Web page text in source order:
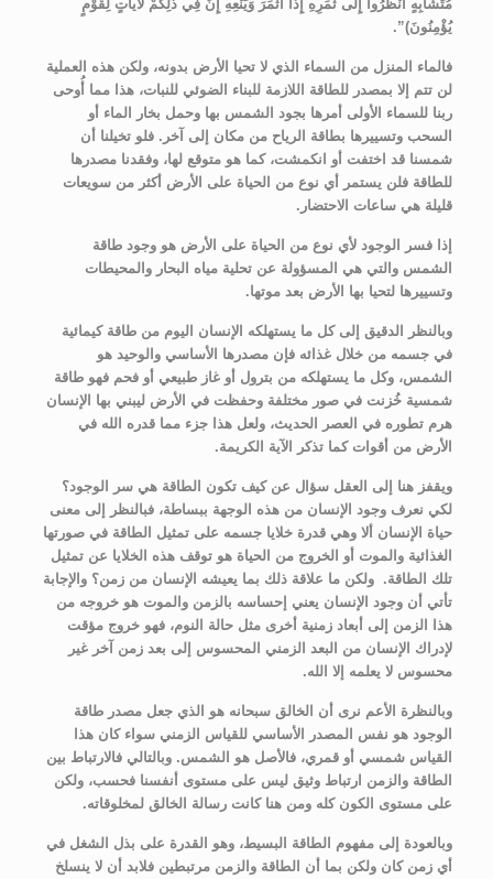
مُتَشَابِهٍ انْظُرُوا إِلَى ثَمَرِهِ إِذَا أَثْمَرَ وَيَنْعِهِ إِنَّ فِي ذَلِكُمْ لَآياتٍ لِقَوْمٍ
يُؤْمِنُونَ)”.
فالماء المنزل من السماء الذي لا تحيا الأرض بدونه، ولكن هذه العملية
لن تتم إلا بمصدر للطاقة اللازمة للبناء الضوئي للنبات، هذا مما أُوحى
ربنا للسماء الأولى أمرها بجود الشمس بها وحمل بخار الماء أو
السحب وتسييرها بطاقة الرياح من مكان إلى آخر. فلو تخيلنا أن
شمسنا قد اختفت أو انكمشت، كما هو متوقع لها، وفقدنا مصدرها
للطاقة فلن يستمر أي نوع من الحياة على الأرض أكثر من سويعات
قليلة هي ساعات الاحتضار.
إذا فسر الوجود لأي نوع من الحياة على الأرض هو وجود طاقة
الشمس والتي هي المسؤولة عن تحلية مياه البحار والمحيطات
وتسييرها لتحيا بها الأرض بعد موتها.
وبالنظر الدقيق إلى كل ما يستهلكه الإنسان اليوم من طاقة كيمائية
في جسمه من خلال غذائه فإن مصدرها الأساسي والوحيد هو
الشمس، وكل ما يستهلكه من بترول أو غاز طبيعي أو فحم فهو طاقة
شمسية خُزنت في صور مختلفة وحفظت في الأرض ليبني بها الإنسان
هرم تطوره في العصر الحديث، ولعل هذا جزء مما قدره الله في
الأرض من أقوات كما تذكر الآية الكريمة.
ويقفز هنا إلى العقل سؤال عن كيف تكون الطاقة هي سر الوجود؟
لكي نعرف وجود الإنسان من هذه الوجهة ببساطة، فبالنظر إلى معنى
حياة الإنسان ألا وهي قدرة خلايا جسمه على تمثيل الطاقة في صورتها
الغذائية والموت أو الخروج من الحياة هو توقف هذه الخلايا عن تمثيل
تلك الطاقة. ولكن ما علاقة ذلك بما يعيشه الإنسان من زمن؟ والإجابة
تأتي أن وجود الإنسان يعني إحساسه بالزمن والموت هو خروجه من
هذا الزمن إلى أبعاد زمنية أخرى مثل حالة النوم، فهو خروج مؤقت
لإدراك الإنسان من البعد الزمني المحسوس إلى بعد زمن آخر غير
محسوس لا يعلمه إلا الله.
وبالنظرة الأعم نرى أن الخالق سبحانه هو الذي جعل مصدر طاقة
الوجود هو نفس المصدر الأساسي للقياس الزمني سواء كان هذا
القياس شمسي أو قمري، فالأصل هو الشمس. وبالتالي فالارتباط بين
الطاقة والزمن ارتباط وثيق ليس على مستوى أنفسنا فحسب، ولكن
على مستوى الكون كله ومن هنا كانت رسالة الخالق لمخلوقاته.
وبالعودة إلى مفهوم الطاقة البسيط، وهو القدرة على بذل الشغل في
أي زمن كان ولكن بما أن الطاقة والزمن مرتبطين فلابد أن لا ينسلخ